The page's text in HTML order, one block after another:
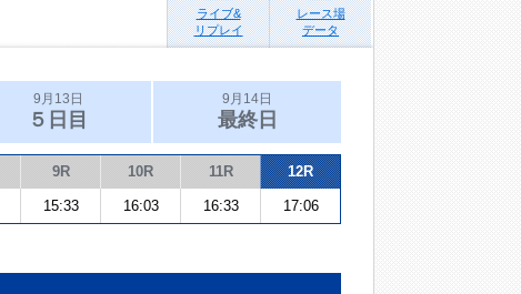
ライブ&
リプレイ
レース場
データ
9月13日
５日目
9月14日
最終日
9R 10R 11R 12R
15:33 16:03 16:33 17:06